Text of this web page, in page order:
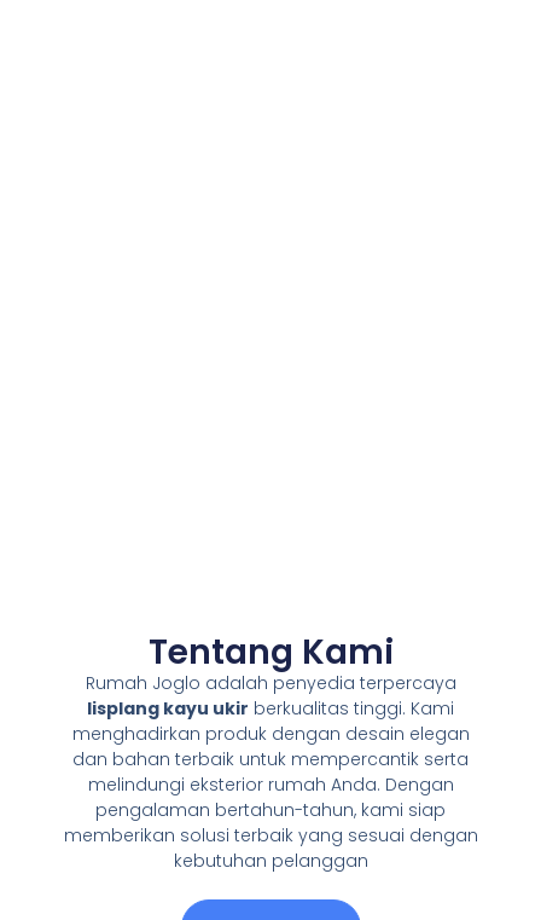
Tentang Kami
Rumah Joglo adalah penyedia terpercaya
lisplang kayu ukir berkualitas tinggi. Kami
menghadirkan produk dengan desain elegan
dan bahan terbaik untuk mempercantik serta
melindungi eksterior rumah Anda. Dengan
pengalaman bertahun-tahun, kami siap
memberikan solusi terbaik yang sesuai dengan
kebutuhan pelanggan